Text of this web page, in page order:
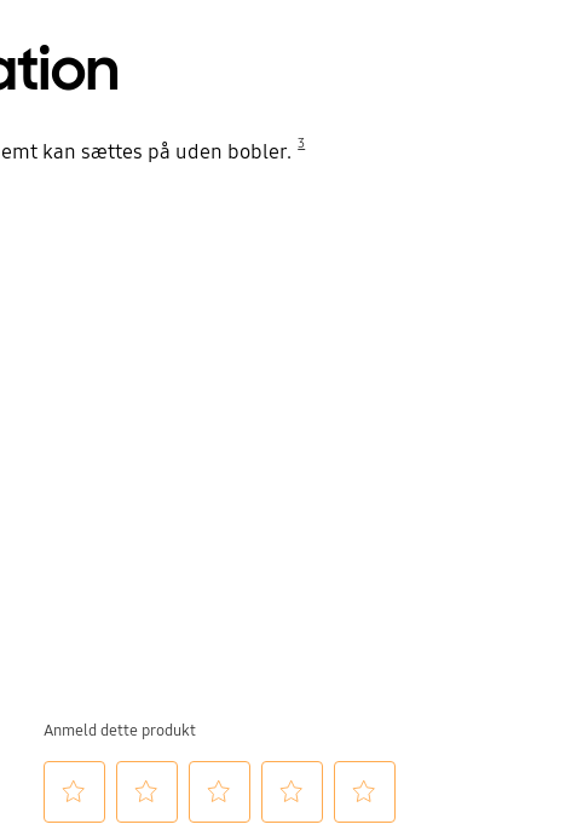
kan sættes på uden bobler. 3